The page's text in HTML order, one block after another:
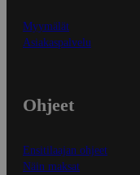
Myymälät
Asiakaspalvelu
Ohjeet
Ensitilaajan ohjeet
Näin maksat